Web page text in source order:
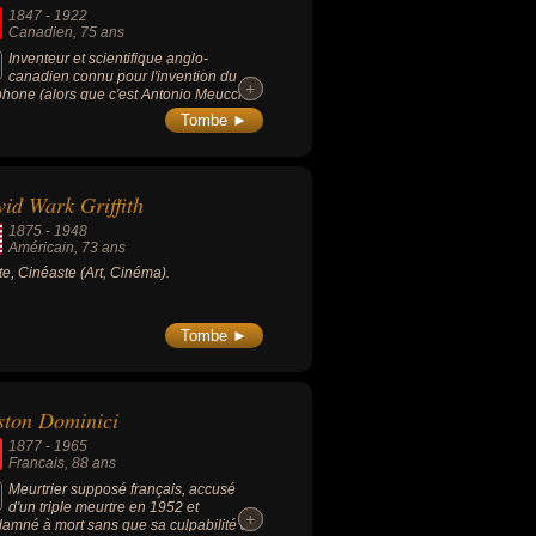
plus grands contributeurs au
de la mécanique quantique
la cosmologie. Prix Nobel de physique
pour son explication de l’effet
1847 -1922
Canadien, 75 ans
Inventeur et scientifique anglo-
canadien connu pour l'invention du
(alors que c'est Antonio Meucci le
et de l'hydroptère
+
+
Tombe ►
Wark Griffith
1875 -1948
Américain, 73 ans
Cinéaste (Art, Cinéma).
Tombe ►
Dominici
1877 -1965
Francais, 88 ans
Meurtrier supposé français, accusé
d'un triple meurtre en 1952 et
à mort sans que sa culpabilité ait
+
+